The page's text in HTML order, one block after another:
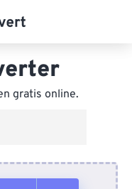
gratis online.